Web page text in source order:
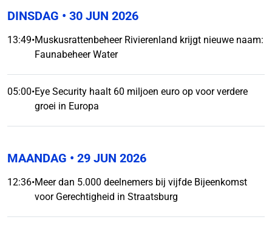
DINSDAG • 30 JUN 2026
13:49•Muskusrattenbeheer Rivierenland krijgt nieuwe naam:
Faunabeheer Water
05:00•Eye Security haalt 60 miljoen euro op voor verdere
groei in Europa
MAANDAG • 29 JUN 2026
12:36•Meer dan 5.000 deelnemers bij vijfde Bijeenkomst
voor Gerechtigheid in Straatsburg